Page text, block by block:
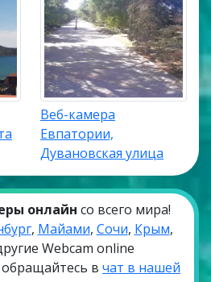
Веб-камера
Евпатории,
Дувановская улица
онлайн со всего мира!
, Майами, Сочи, Крым,
Webcam online
в чат в нашей